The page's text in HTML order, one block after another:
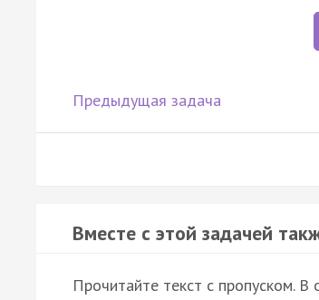
Предыдущая задача
Вместе с этой задачей
Прочитайте текст с пропуском.